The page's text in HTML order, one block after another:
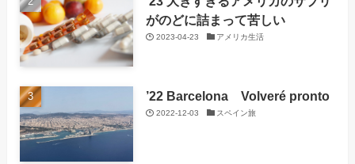
がのどに詰まって苦しい
2023-04-23 アメリカ生活
’22 Barcelona Volveré pronto
2022-12-03 スペイン旅